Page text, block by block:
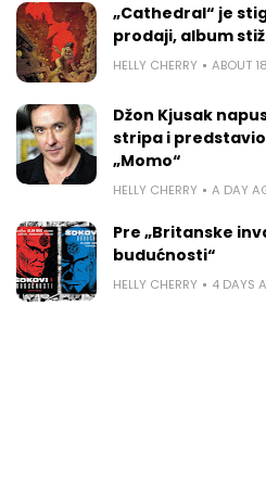
„Cathedral“ je
prodaji, album
HELLY CHERRY ABOUT
Džon Kjusak
stripa i
„Momo“
HELLY CHERRY A DAY
Pre „Britanske
budućnosti“
HELLY CHERRY 4 DAYS